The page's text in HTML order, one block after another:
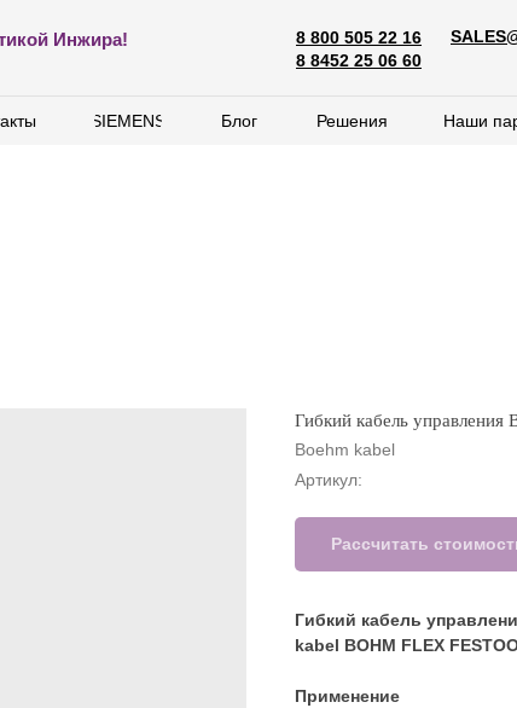
8 800 505 22 16
8 8452 25 06 60
Инжира!
Наши
Решения
Блог
SIEMENS
8 800 505 22 16
8 8452 25 06 60
Наши
Решения
Блог
SIEMENS
Гибкий кабель
Boehm kabel
Артикул:
Рассчитать
Гибкий кабель
kabel BOHM FLEX
Применение